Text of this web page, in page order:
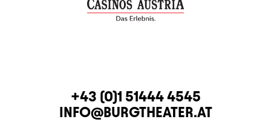
KONTAKTTELEFON
+43 (0)1 51444 4545
E-MAIL
INFO@BURGTHEATER.AT